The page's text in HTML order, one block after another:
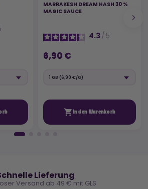
MARRAKESH DREAM HASH 30 %
MAGIC SAUCE
4.3/ 5
6,90 €
 In den Warenkorb
Lieferung
Versand ab 49 € mit GLS